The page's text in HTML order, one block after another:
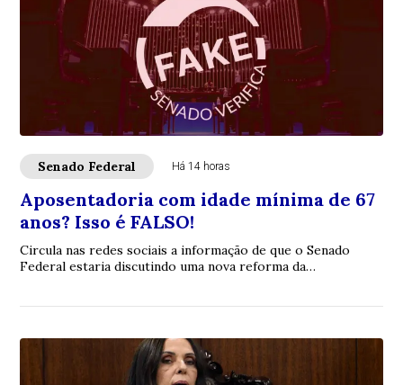
Senado Federal Há 14 horas
Aposentadoria com idade mínima de 67
anos? Isso é FALSO!
Circula nas redes sociais a informação de que o Senado
Federal estaria discutindo uma nova reforma da